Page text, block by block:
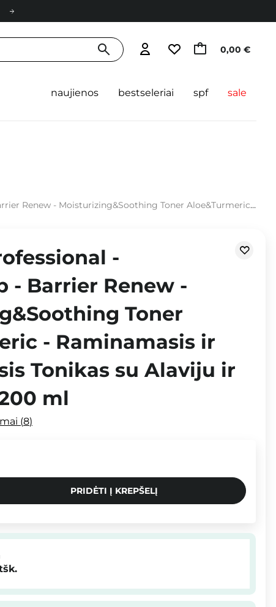
0,00 €
naujienos bestseleriai spf sale
Toner Aloe&Turmeric - Raminamasis ir Drėkinamasis Tonikas su Alaviju ir Ciberžole - 200 ml
-
- Barrier Renew -
Toner
- Raminamasis ir
Tonikas su Alaviju ir
ml
8
PRIDĖTI Į KREPŠELĮ